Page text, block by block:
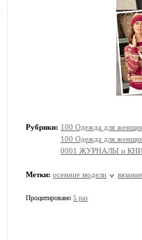
Рубрики: 100 Одежда для
100 Одежда для
0001 ЖУРНАЛЫ и
Метки: осенние модели
Процитировано 5 раз